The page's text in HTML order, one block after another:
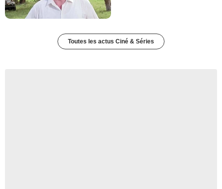
Toutes les actus Ciné & Séries